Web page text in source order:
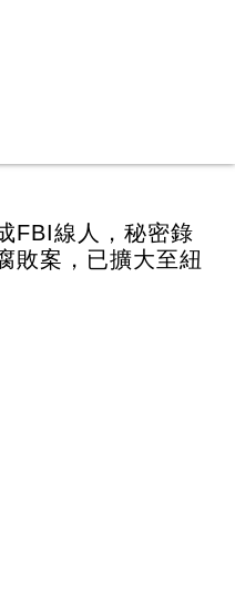
FBI線人，秘密錄
敗案，已擴大至紐